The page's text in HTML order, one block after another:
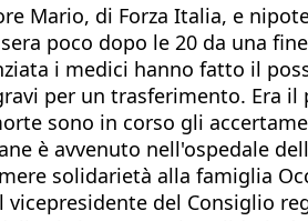
Mario, di Forza Italia, e
poco dopo le 20 da una
i medici hanno fatto il
per un trasferimento. Era
sono in corso gli
è avvenuto nell'ospedale
solidarietà alla famiglia
del Consiglio